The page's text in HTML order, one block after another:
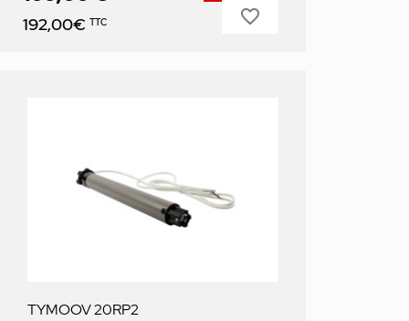
Prix
192,00€ TTC favorite_border
TYMOOV 20RP2